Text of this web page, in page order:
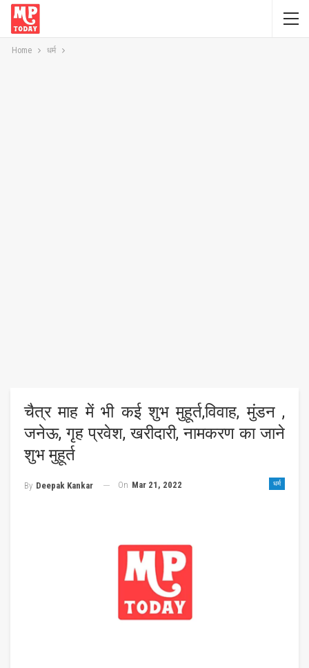
Home धर्म
चैत्र माह में भी कई शुभ मुहूर्त,विवाह, मुंडन ,
जनेऊ, गृह प्रवेश, खरीदारी, नामकरण का जाने
शुभ मुहूर्त
धर्म
By Deepak Kankar On Mar 21, 2022